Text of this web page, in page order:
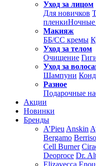
Уход за лицом
Для новичков
пленкиНочные
Макияж
ББ/СС кремы
Уход за телом
Очищение
Уход за
Шампуни
Разное
Подарочные
Акции
Новинки
Бренды
A’Pieu Anskin
Bergamo
Cell Burner
Deoproce Dr.
Elizavecca